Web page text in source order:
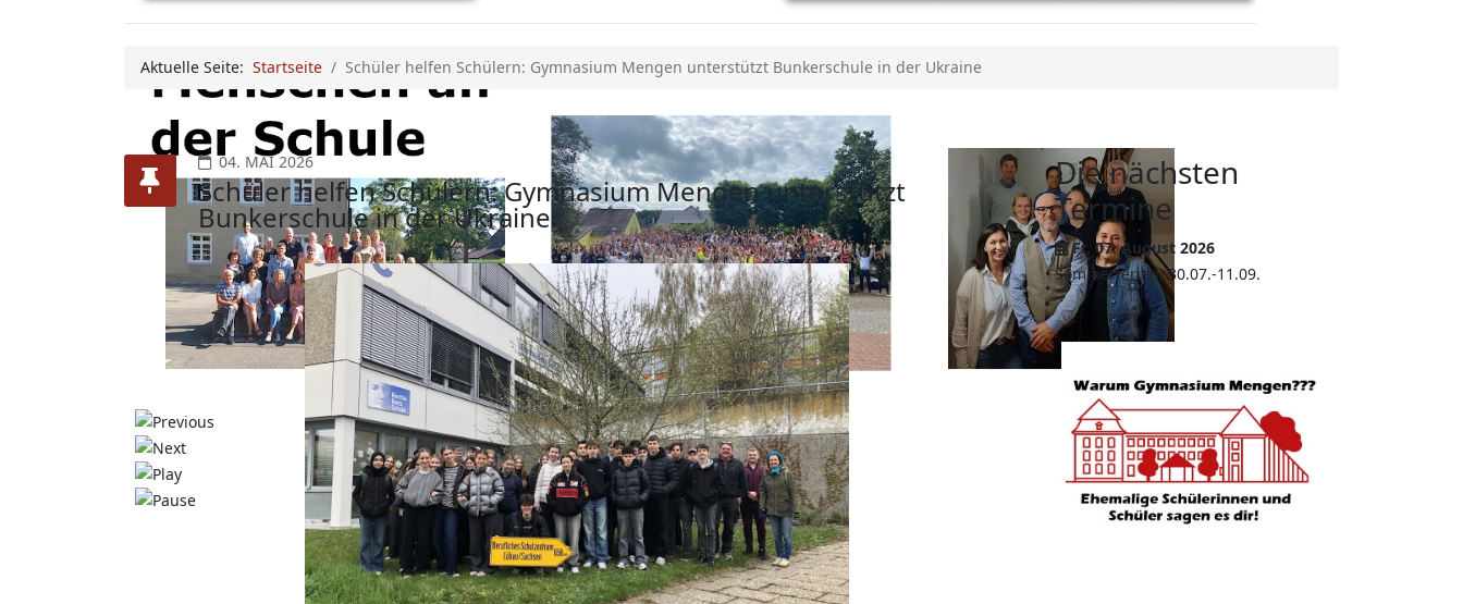
Aktuelle Seite: Startseite Schüler helfen Schülern: Gymnasium Mengen unterstützt Bunkerschule in der Ukraine
04. MAI 2026
Schüler helfen Schülern: Gymnasium Mengen unterstützt
Bunkerschule in der Ukraine
Die nächsten
Termine
Fr, 07. August 2026
Sommerferien, 30.07.-11.09.